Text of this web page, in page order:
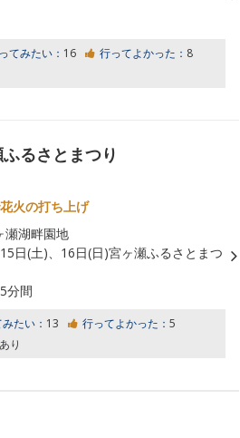
てみたい： 16 行ってよかった： 8
るさとまつり
火の打ち上げ
瀬湖畔園地
日(土)、16日(日)宮ヶ瀬ふるさとまつ
分間
たい： 13 行ってよかった： 5
あり